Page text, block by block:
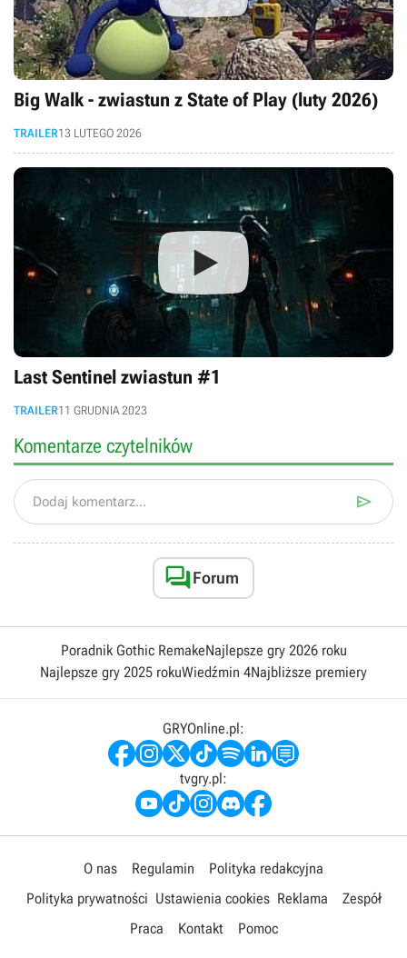
Big Walk - zwiastun z State of Play (luty 2026)
TRAILER13 LUTEGO 2026
Last Sentinel zwiastun #1
TRAILER11 GRUDNIA 2023
Komentarze czytelników
Dodaj komentarz... 
Forum
Poradnik Gothic RemakeNajlepsze gry 2026 roku
Najlepsze gry 2025 rokuWiedźmin 4Najbliższe premiery
GRYOnline.pl:
tvgry.pl:
O nas Regulamin
Polityka redakcyjna
Polityka prywatności Ustawienia cookies Reklama
Zespół
Praca
Kontakt Pomoc